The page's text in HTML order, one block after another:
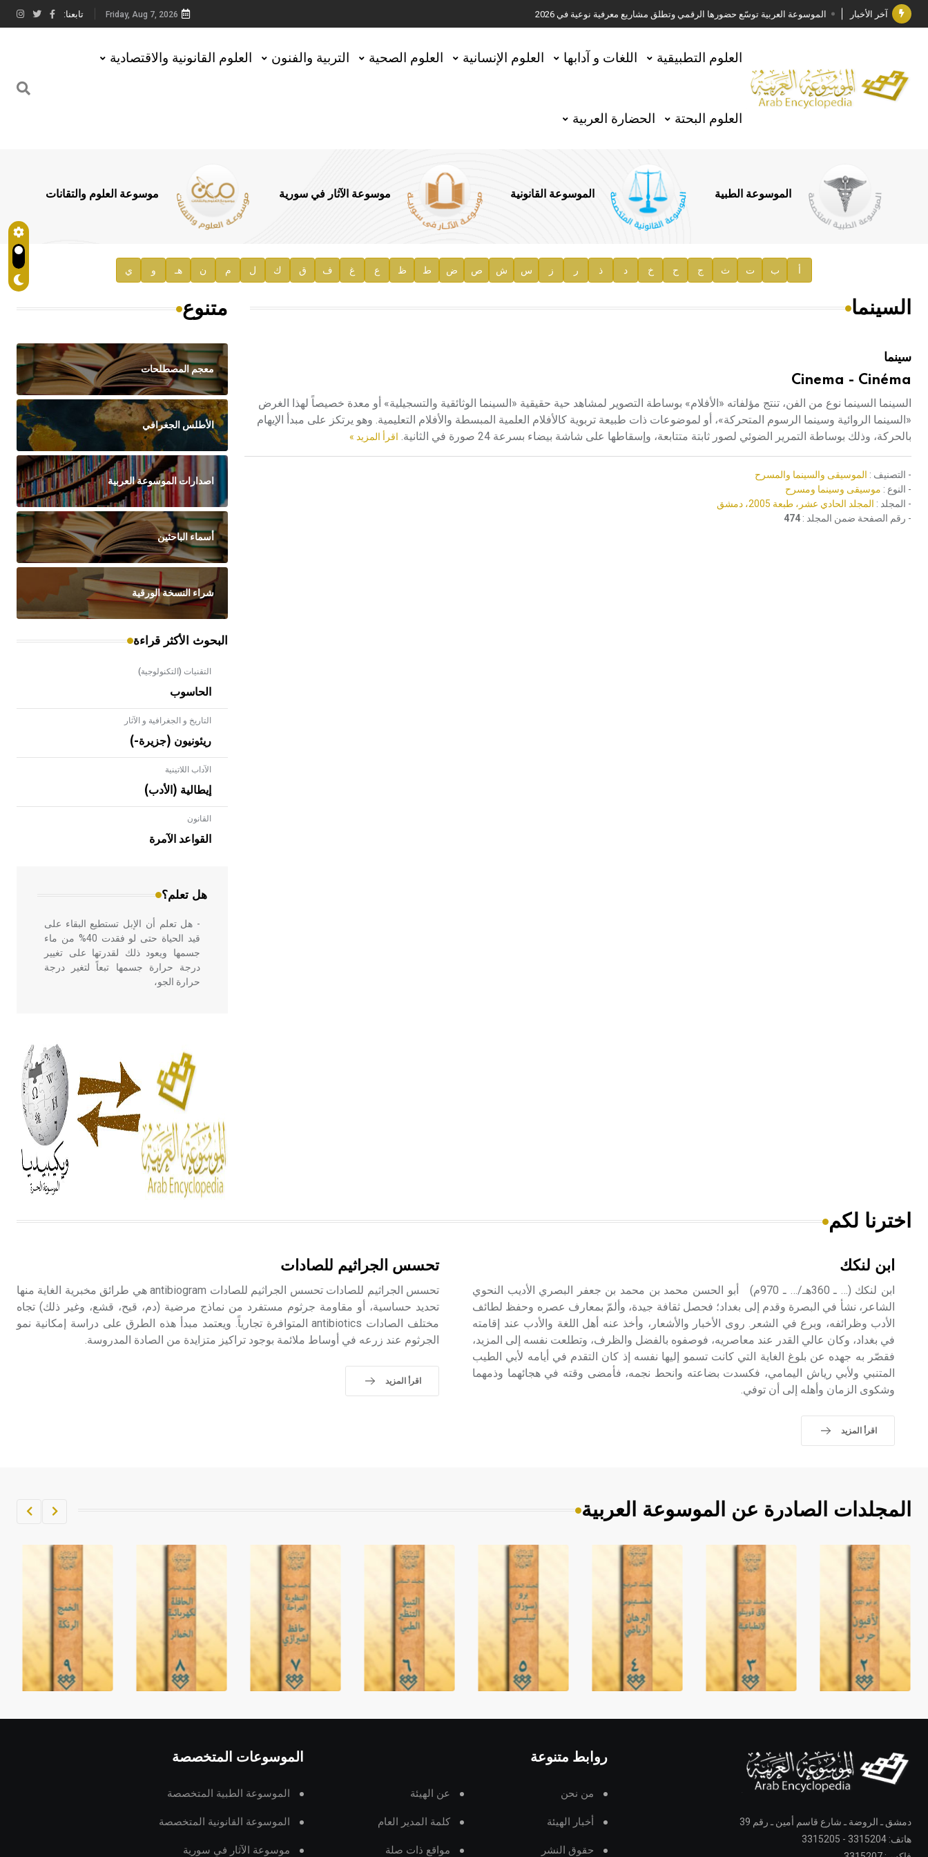
آخر الأخبار الموسوعة العربية توسّع حضورها الرقمي وتطلق مشاريع معرفية نوعية في 2026
جائزة مجمع الملك سلمان العالمي للغة العربية 2025
الأستاذ إياد خالد الطباع مدير عام لهيئة الموسوعة العربية
السيد محمد ياسين صالح وزيرا للثقافة
توصيات مجلس الإدارة
صدور المجلد السابع من موسوعة الآثار في سورية
إعلان..
Friday, Aug 7, 2026 تابعنا:
العلوم التطبيقية اللغات و آدابها العلوم الإنسانية العلوم الصحية التربية والفنون العلوم القانونية والاقتصادية
العلوم البحتة الحضارة العربية
الموسوعة الطبية الموسوعة القانونية موسوعة الآثار في سورية موسوعة العلوم والتقانات
أ ب ت ث ج ح خ د ذ ر ز س ش ص ض ط ظ ع غ ف ق ك ل م ن هـ و ي
السينما
سينما
Cinema - Cinéma
السينما السينما نوع من الفن، تنتج مؤلفاته «الأفلام» بوساطة التصوير لمشاهد حية حقيقية «السينما الوثائقية والتسجيلية» أو معدة خصيصاً لهذا الغرض
«السينما الروائية وسينما الرسوم المتحركة»، أو لموضوعات ذات طبيعة تربوية كالأفلام العلمية المبسطة والأفلام التعليمية. وهو يرتكز على مبدأ الإيهام
بالحركة، وذلك بوساطة التمرير الضوئي لصور ثابتة متتابعة، وإسقاطها على شاشة بيضاء بسرعة 24 صورة في الثانية.
اقرأ المزيد »
- التصنيف : الموسيقى والسينما والمسرح
- النوع : موسيقى وسينما ومسرح
- المجلد : المجلد الحادي عشر، طبعة 2005، دمشق
- رقم الصفحة ضمن المجلد : 474
متنوع
معجم المصطلحات
الأطلس الجغرافي
اصدارات الموسوعة العربية
أسماء الباحثين
شراء النسخة الورقية
البحوث الأكثر قراءة
التقنيات (التكنولوجية)
الحاسوب
التاريخ و الجغرافية و الآثار
ريئونيون (جزيرة-)
الآداب اللاتينية
إيطالية (الأدب)
القانون
القواعد الآمرة
هل تعلم؟
- هل تعلم أن الأبلق نوع من الفنون
الهندسية التي ارتبطت بالعمارة الإسلامية
في بلاد الشام ومصر خاصة، حيث يحرص
- هل تعلم أن الإبل تستطيع البقاء على
قيد الحياة حتى لو فقدت 40% من ماء
جسمها ويعود ذلك لقدرتها على تغيير
درجة حرارة جسمها تبعاً لتغير درجة
حرارة الجو،
أربعة مؤلفات هي: الحكم، الأدلة، تنظيم
التغذية، ورسالته في جروح الرأس.
ويعود له الفضل بأنه حرر الطب من
الدين والفلسفة.
- هل تعلم أن المرجان إفراز حيواني
يتكون في البحر ويتركب من مادة
كربونات الكلسيوم، وهو أحمر أو شديد
الحمرة وهو أجود أنواعه، ويمتاز بكبر
الحجم ويسمى الش
الإنكليزية أب
- هل تعلم أن أبجر Abgar اسم معروف
اخترنا لكم
ابن لنكك
ابن لنكك (… ـ 360هـ/… ـ 970م) أبو الحسن محمد بن محمد بن جعفر البصري الأديب النحوي
الشاعر، نشأ في البصرة وقدم إلى بغداد؛ فحصل ثقافة جيدة، وألمّ بمعارف عصره وحفظ لطائف
الأدب وظرائفه، وبرع في الشعر. روى الأخبار والأشعار، وأخذ عنه أهل اللغة والأدب عند إقامته
في بغداد، وكان عالي القدر عند معاصريه، فوصفوه بالفضل والظرف، وتطلعت نفسه إلى المزيد،
فقصّر به جهده عن بلوغ الغاية التي كانت تسمو إليها نفسه إذ كان التقدم في أيامه لأبي الطيب
المتنبي ولأبي رياش اليمامي، فكسدت بضاعته وانحط نجمه، فأمضى وقته في هجائهما وذمهما
وشكوى الزمان وأهله إلى أن توفي.
اقرأ المزيد
تحسس الجراثيم للصادات
تحسس الجراثيم للصادات تحسس الجراثيم للصادات antibiogram هي طرائق مخبرية الغاية منها
تحديد حساسية، أو مقاومة جرثوم مستفرد من نماذج مرضية (دم، قيح، قشع، وغير ذلك) تجاه
مختلف الصادات antibiotics المتوافرة تجارياً. ويعتمد مبدأ هذه الطرق على دراسة إمكانية نمو
الجرثوم عند زرعه في أوساط ملائمة بوجود تراكيز متزايدة من الصادة المدروسة.
اقرأ المزيد
المجلدات الصادرة عن الموسوعة العربية
دمشق ـ الروضة ـ شارع قاسم أمين ـ رقم 39
هاتف: 3315204 - 3315205
روابط متنوعة
من نحن عن الهيئة
أخبار الهيئة كلمة المدير العام
حقوق النشر مواقع ذات صلة
الموسوعات المتخصصة
الموسوعة الطبية المتخصصة
الموسوعة القانونية المتخصصة
موسوعة الآثار في سورية